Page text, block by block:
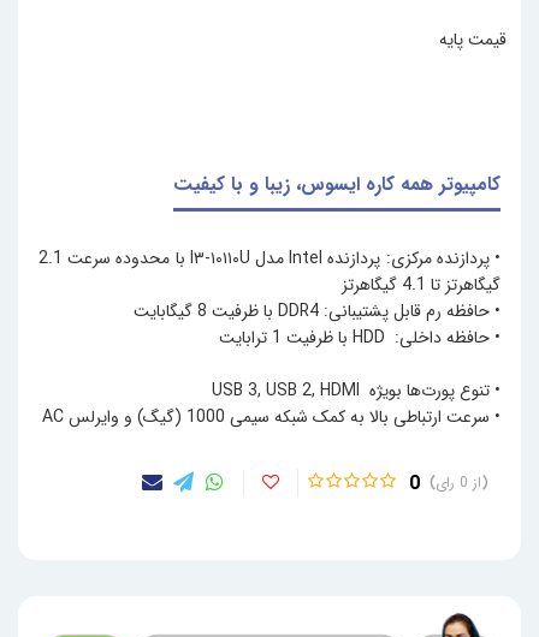
کامپیوتر همه کاره ایسوس، زیبا و با کیفیت
• پردازنده مرکزی: پردازنده Intel مدل I۳-۱۰۱۱۰U با محدوده سرعت 2.1
گیگاهرتز تا 4.1 گیگاهرتز
• حافظه رم قابل پشتیبانی: DDR4 با ظرفیت 8 گیگابایت
• حافظه داخلی: HDD با ظرفیت 1 ترابایت
• تنوع پورت‌ها بویژه USB 3, USB 2, HDMI
• سرعت ارتباطی بالا به کمک شبکه سیمی 1000 (گیگ) و وایرلس AC
0 0
قیمت پایه